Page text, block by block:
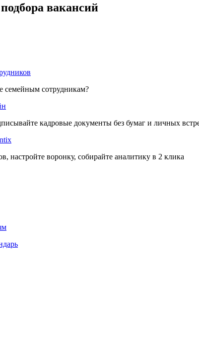
вакансий
семейным сотрудникам?
кадровые документы без бумаг и личных
настройте воронку, собирайте аналитику в 2 клика